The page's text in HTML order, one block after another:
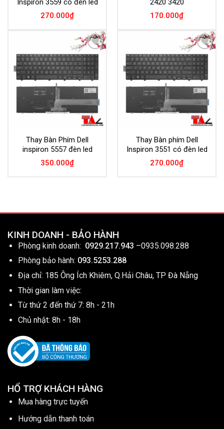
Inspiron 3559 có đèn led
270.000₫
2420 3420
170.000₫
Add to
Wishlist
Thay Bàn Phím Dell
inspiron 5557 đèn led
350.000₫
Add to
Wishlist
Thay Bàn phím Dell
Inspiron 3551 có đèn led
270.000₫
KINH DOANH - BẢO HÀNH
Phòng kinh doanh: 0929.217.943 –0935.098.288
Phòng bảo hành: 093.5253.288
Địa chỉ: 185 Ông Ích Khiêm, Q.Hải Châu, TP Đà Nẵng
Thời gian làm việc:
Từ thứ 2 đến thứ 7: 8h - 21h
Chủ nhật: 8h - 18h
HỔ TRỢ KHÁCH HÀNG
Mua hàng trực tuyến
Hướng dẫn thanh toán